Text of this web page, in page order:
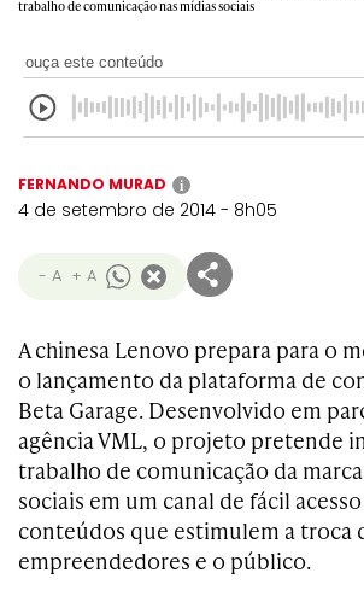
trabalho de comunicação nas mídias sociais
ouça este conteúdo
FERNANDO MURAD i
4 de setembro de 2014 - 8h05
- A + A
A chinesa Lenovo prepara para o
o lançamento da plataforma de
Beta Garage. Desenvolvido em
agência VML, o projeto pretende
trabalho de comunicação da
sociais em um canal de fácil
conteúdos que estimulem a troca
empreendedores e o público.